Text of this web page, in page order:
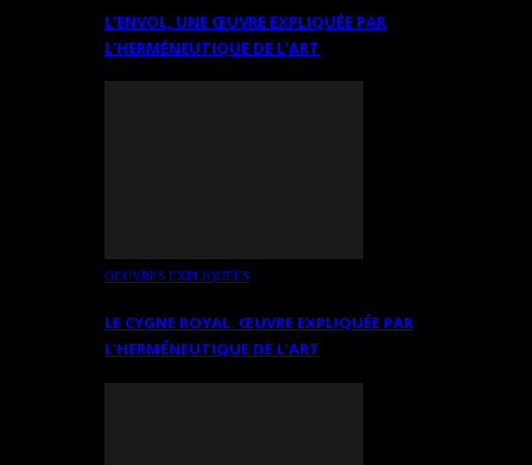
L’ENVOL, UNE ŒUVRE EXPLIQUÉE PAR
L’HERMÉNEUTIQUE DE L’ART
OEUVRES EXPLIQUÉES
LE CYGNE ROYAL. ŒUVRE EXPLIQUÉE PAR
L’HERMÉNEUTIQUE DE L’ART